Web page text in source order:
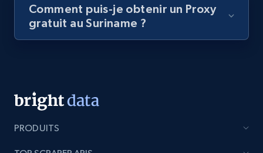
Comment puis-je obtenir un Proxy
gratuit au Suriname ?
PRODUITS